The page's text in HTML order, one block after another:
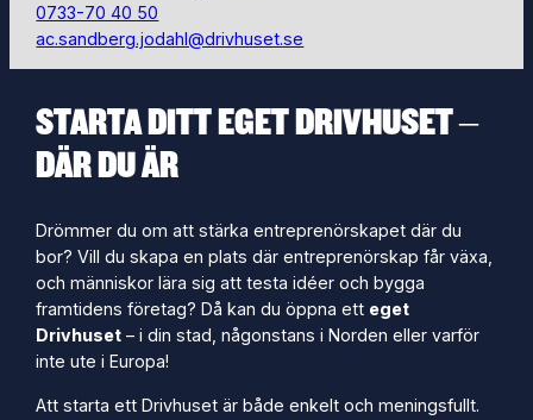
0733-70 40 50
ac.sandberg.jodahl@drivhuset.se
STARTA DITT EGET DRIVHUSET –
DÄR DU ÄR
Drömmer du om att stärka entreprenörskapet där du
bor? Vill du skapa en plats där entreprenörskap får växa,
och människor lära sig att testa idéer och bygga
framtidens företag? Då kan du öppna ett eget
Drivhuset – i din stad, någonstans i Norden eller varför
inte ute i Europa!
Att starta ett Drivhuset är både enkelt och meningsfullt.